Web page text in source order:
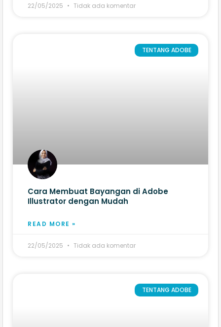
22/05/2025 Tidak ada komentar
TENTANG ADOBE
Cara Membuat Bayangan di Adobe
Illustrator​ dengan Mudah
READ MORE »
22/05/2025 Tidak ada komentar
TENTANG ADOBE